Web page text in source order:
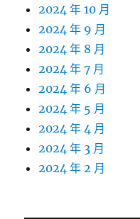
2024 年 10 月
2024 年 9 月
2024 年 8 月
2024 年 7 月
2024 年 6 月
2024 年 5 月
2024 年 4 月
2024 年 3 月
2024 年 2 月